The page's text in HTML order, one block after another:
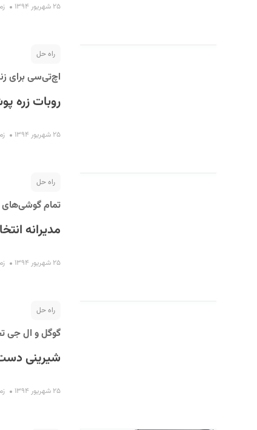
۲۵ شهریور ۱۳۹۴
راه حل
اچ‌تی‌سی برای
روبات زره
۲۵ شهریور ۱۳۹۴
راه حل
تمام
مدیرانه
۲۵ شهریور ۱۳۹۴
راه حل
گوگل و ال جی
شیرینی
۲۵ شهریور ۱۳۹۴